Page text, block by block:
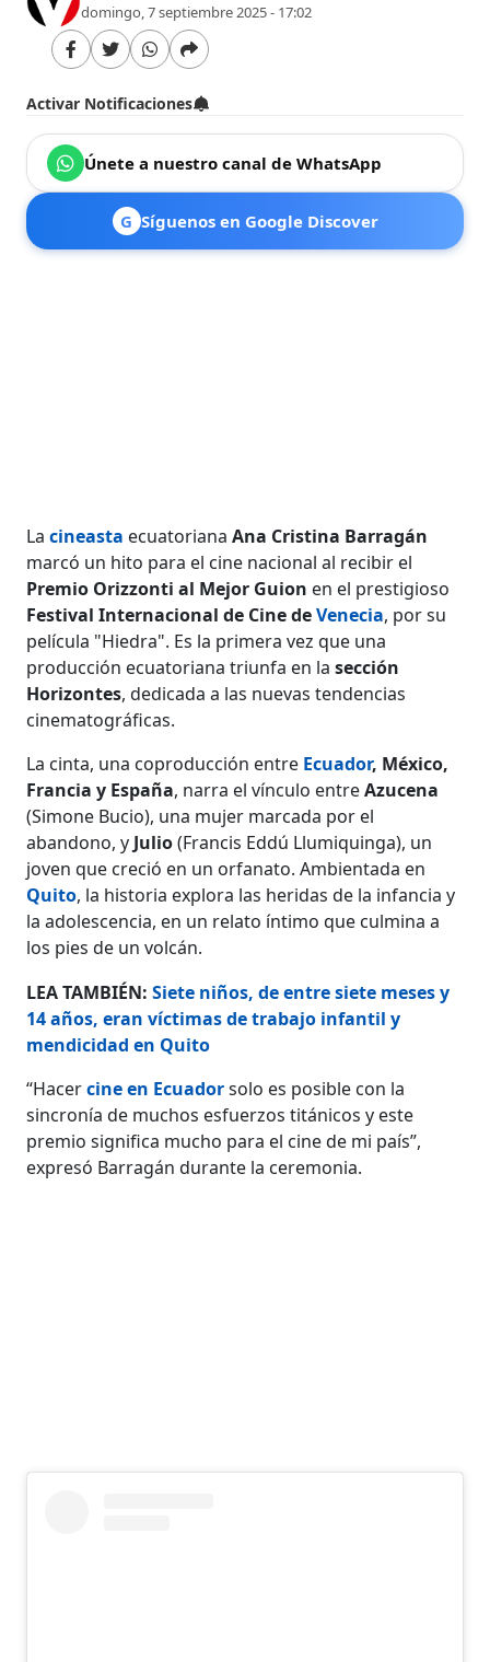
domingo, 7 septiembre 2025 - 17:02
Activar Notificaciones
Únete a nuestro canal de WhatsApp
G Síguenos en Google Discover
Lacineasta ecuatorianaAna Cristina Barragán
marcó un hito para el cine nacional al recibir el
Premio Orizzonti al Mejor Guion en el prestigioso
Festival Internacional de Cine deVenecia, por su
película "Hiedra". Es la primera vez que una
producción ecuatoriana triunfa en lasección
Horizontes, dedicada a las nuevas tendencias
cinematográficas.
La cinta, una coproducción entre Ecuador, México,
Francia y España, narra el vínculo entreAzucena
(Simone Bucio), una mujer marcada por el
abandono, y Julio(Francis Eddú Llumiquinga), un
joven que creció en un orfanato. Ambientada en
Quito, la historia explora las heridas de la infancia y
la adolescencia, en un relato íntimo que culmina a
los pies de un volcán.
LEA TAMBIÉN:Siete niños, de entre siete meses y
14 años, eran víctimas de trabajo infantil y
mendicidad en Quito
“Hacercine en Ecuadorsolo es posible con la
sincronía de muchos esfuerzos titánicos y este
premio significa mucho para el cine de mi país”,
expresó Barragán durante la ceremonia.